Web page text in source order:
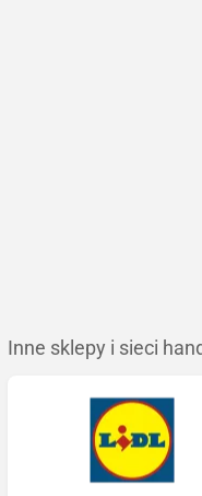
Inne sklepy i sieci